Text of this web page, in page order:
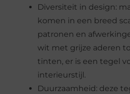
Diversiteit in design:
komen in een breed
patronen en
wit met grijze aderen
tinten, er is een tegel
interieurstijl.
Duurzaamheid: deze